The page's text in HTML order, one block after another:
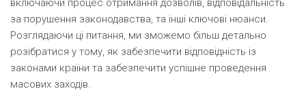
включаючи процес отримання дозволів, відповідальність
за порушення законодавства, та інші ключові нюанси.
Розглядаючи ці питання, ми зможемо більш детально
розібратися у тому, як забезпечити відповідність із
законами країни та забезпечити успішне проведення
масових заходів.